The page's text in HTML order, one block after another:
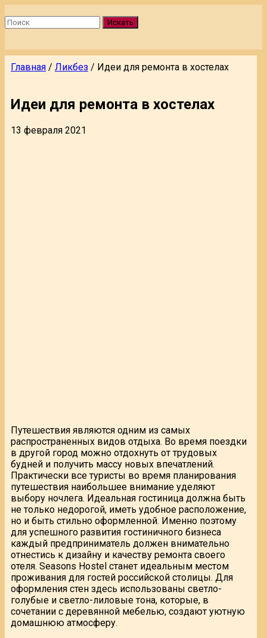
Искать
Главная / Ликбез / Идеи для ремонта в хостелах
Идеи для ремонта в хостелах
13 февраля 2021
Путешествия являются одним из самых
распространенных видов отдыха. Во время поездки
в другой город можно отдохнуть от трудовых
будней и получить массу новых впечатлений.
Практически все туристы во время планирования
путешествия наибольшее внимание уделяют
выбору ночлега. Идеальная гостиница должна быть
не только недорогой, иметь удобное расположение,
но и быть стильно оформленной. Именно поэтому
для успешного развития гостиничного бизнеса
каждый предприниматель должен внимательно
отнестись к дизайну и качеству ремонта своего
отеля. Seasons Hostel станет идеальным местом
проживания для гостей российской столицы. Для
оформления стен здесь использованы светло-
голубые и светло-лиловые тона, которые, в
сочетании с деревянной мебелью, создают уютную
домашнюю атмосферу.